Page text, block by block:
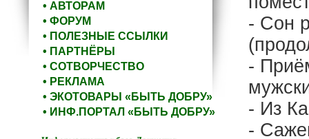
• АВТОРАМ
• ФОРУМ
• ПОЛЕЗНЫЕ ССЫЛКИ
• ПАРТНЁРЫ
• СОТВОРЧЕСТВО
• РЕКЛАМА
• ЭКОТОВАРЫ «БЫТЬ ДОБРУ»
• ИНФ.ПОРТАЛ «БЫТЬ ДОБРУ»
- Сон
-
- Из
-